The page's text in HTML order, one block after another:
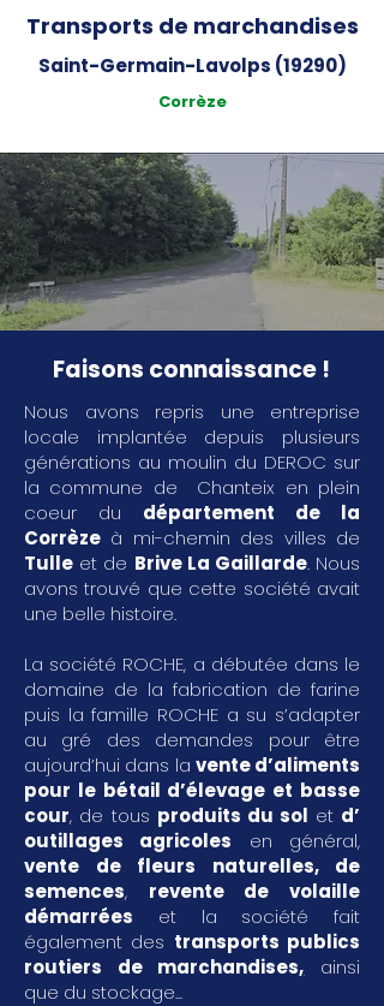
Transports de marchandises
Saint-Germain-Lavolps (19290)
Corrèze
Faisons connaissance !
Nous avons repris une entreprise
locale implantée depuis plusieurs
générations au moulin du DEROC sur
la commune de Chanteix en plein
coeur du département de la
Corrèze à mi-chemin des villes de
Tulle et de Brive La Gaillarde. Nous
avons trouvé que cette société avait
une belle histoire.
La société ROCHE, a débutée dans le
domaine de la fabrication de farine
puis la famille ROCHE a su s’adapter
au gré des demandes pour être
aujourd’hui dans la vente d’aliments
pour le bétail d’élevage et basse
cour, de tous produits du sol et d’
outillages agricoles en général,
vente de fleurs naturelles, de
semences, revente de volaille
démarrées et la société fait
également des transports publics
routiers de marchandises, ainsi
que du stockage...